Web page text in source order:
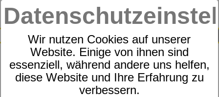
Wir nutzen Cookies auf unserer
Website. Einige von ihnen sind
essenziell, während andere uns helfen,
diese Website und Ihre Erfahrung zu
verbessern.
SUCHE
0
Tee Trea Touch